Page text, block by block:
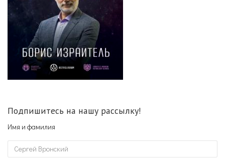
Подпишитесь на нашу рассылку!
Имя и фамилия